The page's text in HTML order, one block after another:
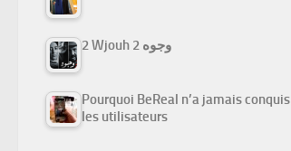
2 Wjouh 2 وجوه
Pourquoi BeReal n’a jamais conquis
les utilisateurs